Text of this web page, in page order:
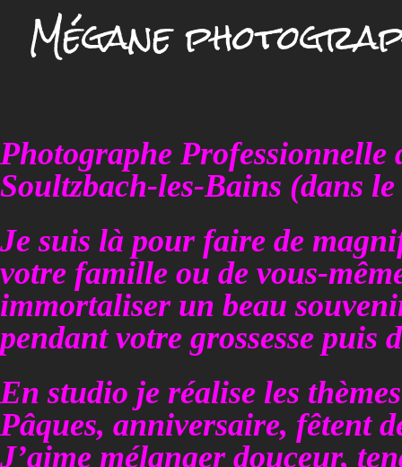
Mégane
Photographe Professionnelle
Soultzbach-les-Bains (dans
Je suis là pour faire de
votre famille ou de vous-
immortaliser un beau
pendant votre grossesse puis
En studio je réalise les
Pâques, anniversaire, fêtent
J’aime mélanger douceur,